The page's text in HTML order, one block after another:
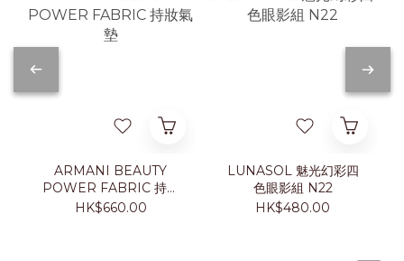
ARMANI BEAUTY
POWER FABRIC 持妝
氣墊
HK$660.00
LUNASOL 魅光幻彩四
色眼影組 N22
HK$480.00